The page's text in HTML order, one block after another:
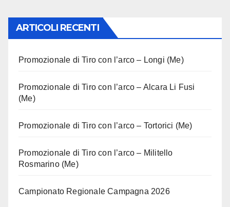
ARTICOLI RECENTI
Promozionale di Tiro con l’arco – Longi (Me)
Promozionale di Tiro con l’arco – Alcara Li Fusi
(Me)
Promozionale di Tiro con l’arco – Tortorici (Me)
Promozionale di Tiro con l’arco – Militello
Rosmarino (Me)
Campionato Regionale Campagna 2026